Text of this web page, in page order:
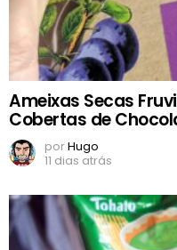
Ameixas Secas
Cobertas de
porHugo
11 dias atrás